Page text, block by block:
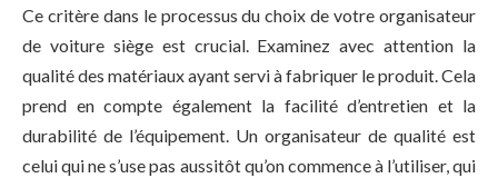
Ce critère dans le processus du choix de votre organisateur
de voiture siège est crucial. Examinez avec attention la
qualité des matériaux ayant servi à fabriquer le produit. Cela
prend en compte également la facilité d’entretien et la
durabilité de l’équipement. Un organisateur de qualité est
celui qui ne s’use pas aussitôt qu’on commence à l’utiliser, qui